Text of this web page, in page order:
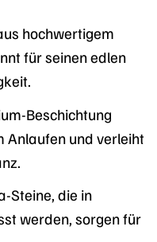
hochwertigem
für seinen edlen
Beschichtung
Anlaufen und verleiht
Steine, die in
werden, sorgen für